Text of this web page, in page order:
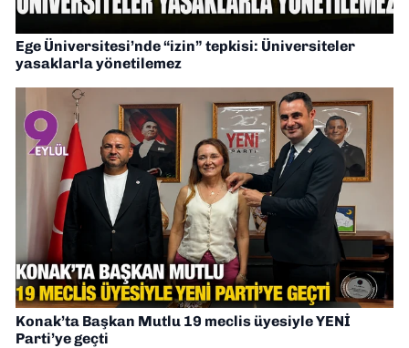
Ege Üniversitesi’nde “izin” tepkisi: Üniversiteler
yasaklarla yönetilemez
Konak’ta Başkan Mutlu 19 meclis üyesiyle YENİ
Parti’ye geçti